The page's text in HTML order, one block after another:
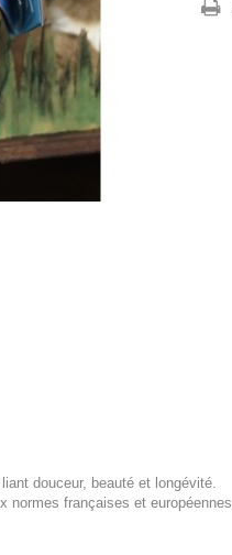
douceur, beauté et longévité.
françaises et européennes.